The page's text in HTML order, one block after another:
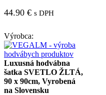
44.90 € s DPH
Výrobca:
Luxusná hodvábna
šatka SVETLO ŽLTÁ,
90 x 90cm, Vyrobená
na Slovensku